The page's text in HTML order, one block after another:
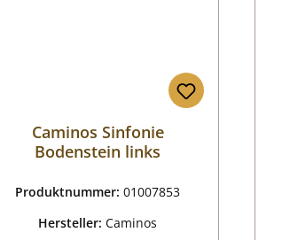
Caminos Sinfonie
Bodenstein links
Produktnummer:01007853
Hersteller:Caminos